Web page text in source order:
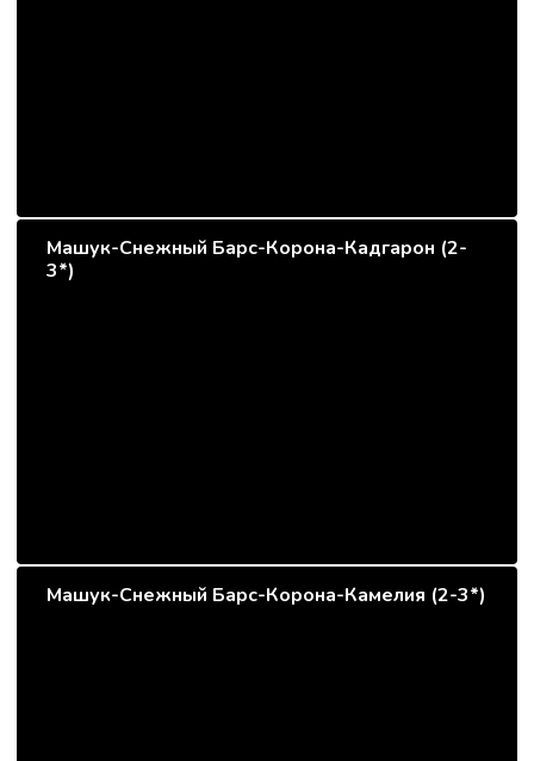
Машук-Снежный Барс-Корона-Кадгарон (2-
3*)
Машук-Снежный Барс-Корона-Камелия (2-3*)